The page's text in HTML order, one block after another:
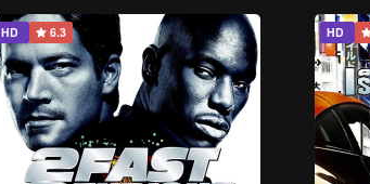
HD 6.3 HD